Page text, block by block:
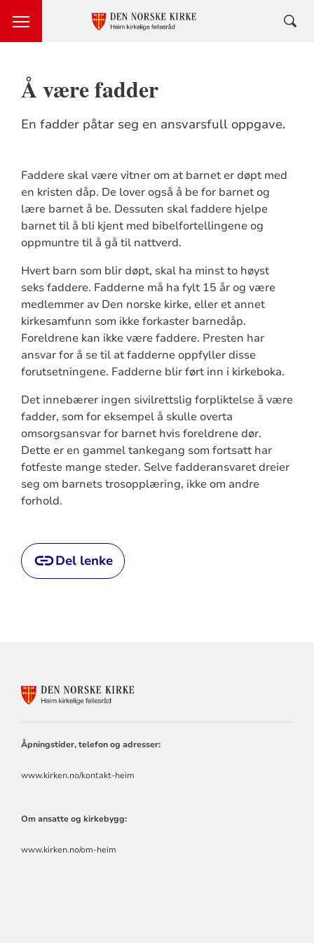
Å være fadder
En fadder påtar seg en ansvarsfull oppgave.
Faddere skal være vitner om at barnet er døpt med
en kristen dåp. De lover også å be for barnet og
lære barnet å be. Dessuten skal faddere hjelpe
barnet til å bli kjent med bibelfortellingene og
oppmuntre til å gå til nattverd.
Hvert barn som blir døpt, skal ha minst to høyst
seks faddere. Fadderne må ha fylt 15 år og være
medlemmer av Den norske kirke, eller et annet
kirkesamfunn som ikke forkaster barnedåp.
Foreldrene kan ikke være faddere. Presten har
ansvar for å se til at fadderne oppfyller disse
forutsetningene. Fadderne blir ført inn i kirkeboka.
Det innebærer ingen sivilrettslig forpliktelse å være
fadder, som for eksempel å skulle overta
omsorgsansvar for barnet hvis foreldrene dør.
Dette er en gammel tankegang som fortsatt har
fotfeste mange steder. Selve fadderansvaret dreier
seg om barnets trosopplæring, ikke om andre
forhold.
Del lenke
Åpningstider, telefon og adresser:
www.kirken.no/kontakt-heim
Om ansatte og kirkebygg:
www.kirken.no/om-heim